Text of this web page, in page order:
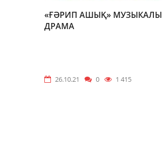
«ҒӘРИП АШЫҚ» МУЗЫКАЛЫ
ДРАМА
26.10.21 0 1 415